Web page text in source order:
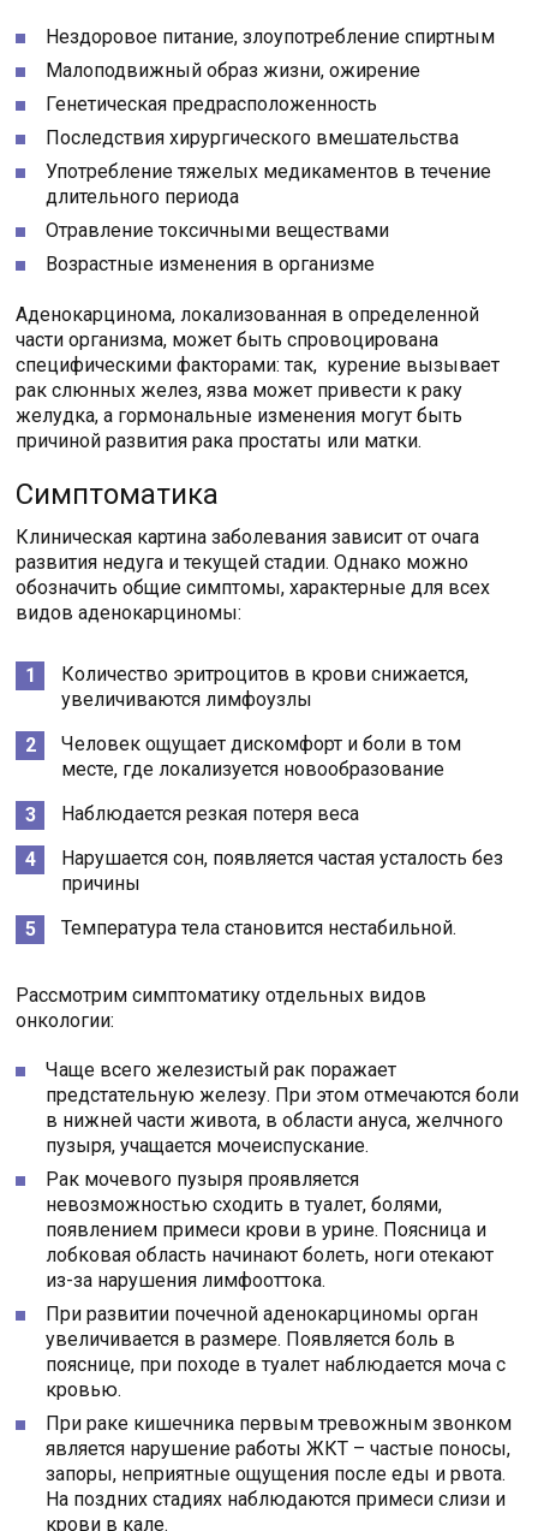
Нездоровое питание, злоупотребление спиртным
Малоподвижный образ жизни, ожирение
Генетическая предрасположенность
Последствия хирургического вмешательства
Употребление тяжелых медикаментов в течение
длительного периода
Отравление токсичными веществами
Возрастные изменения в организме
Аденокарцинома, локализованная в определенной
части организма, может быть спровоцирована
специфическими факторами: так, курение вызывает
рак слюнных желез, язва может привести к раку
желудка, а гормональные изменения могут быть
причиной развития рака простаты или матки.
Симптоматика
Клиническая картина заболевания зависит от очага
развития недуга и текущей стадии. Однако можно
обозначить общие симптомы, характерные для всех
видов аденокарциномы:
Количество эритроцитов в крови снижается,
увеличиваются лимфоузлы
Человек ощущает дискомфорт и боли в том
месте, где локализуется новообразование
Наблюдается резкая потеря веса
Нарушается сон, появляется частая усталость без
причины
Температура тела становится нестабильной.
Рассмотрим симптоматику отдельных видов
онкологии:
Чаще всего железистый рак поражает
предстательную железу. При этом отмечаются боли
в нижней части живота, в области ануса, желчного
пузыря, учащается мочеиспускание.
Рак мочевого пузыря проявляется
невозможностью сходить в туалет, болями,
появлением примеси крови в урине. Поясница и
лобковая область начинают болеть, ноги отекают
из-за нарушения лимфооттока.
При развитии почечной аденокарциномы орган
увеличивается в размере. Появляется боль в
пояснице, при походе в туалет наблюдается моча с
кровью.
При раке кишечника первым тревожным звонком
является нарушение работы ЖКТ – частые поносы,
запоры, неприятные ощущения после еды и рвота.
На поздних стадиях наблюдаются примеси слизи и
крови в кале.